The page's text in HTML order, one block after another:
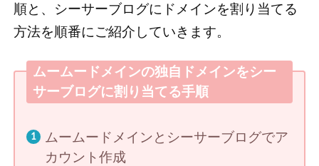
順と、シーサーブログにドメインを割り当てる
方法を順番にご紹介していきます。
ムームードメインの独自ドメインをシー
サーブログに割り当てる手順
ムームードメインとシーサーブログでア
カウント作成